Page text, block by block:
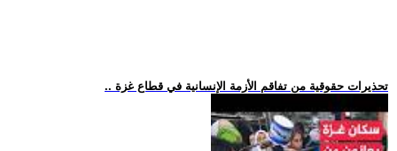
.. تحذيرات حقوقية من تفاقم الأزمة الإنسانية في قطاع غزة